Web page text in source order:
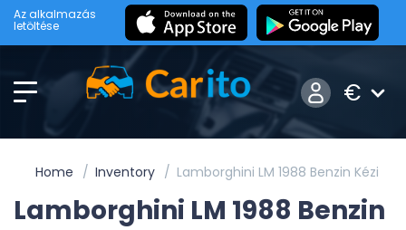
Az alkalmazás
letöltése
€
Home Inventory Lamborghini LM 1988 Benzin Kézi
Lamborghini LM 1988 Benzin